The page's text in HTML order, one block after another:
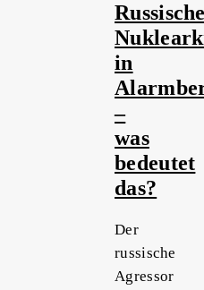
Russische
in
–
was
bedeutet
das?
Der
russische
Agressor